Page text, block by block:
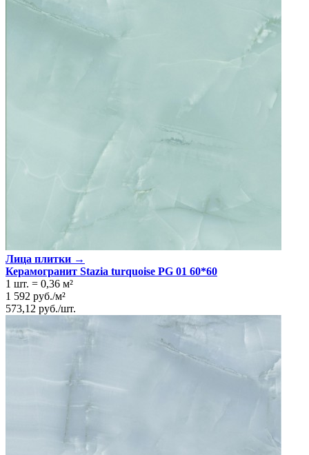
Лица плитки →
Керамогранит Stazia turquoise PG 01 60*60
1 шт. = 0,36 м²
1 592 руб./м²
573,12 руб./шт.